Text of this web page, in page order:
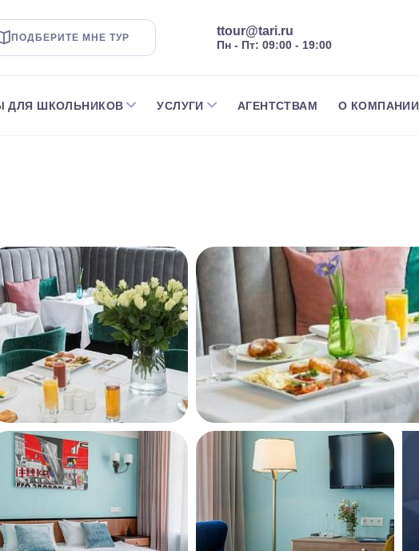
ПОДБЕРИТЕ МНЕ ТУР ttour@tari.ru
Пн - Пт: 09:00 - 19:00
ДЛЯ ШКОЛЬНИКОВ УСЛУГИ АГЕНТСТВАМ О КОМПАНИИ